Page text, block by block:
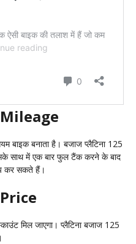
बाइक बनाता है। बजाज प्लैटिना 125
साथ में एक बार फुल टैंक करने के बाद
कर सकते हैं।
मिल जाएगा। प्लैटिना बजाज 125